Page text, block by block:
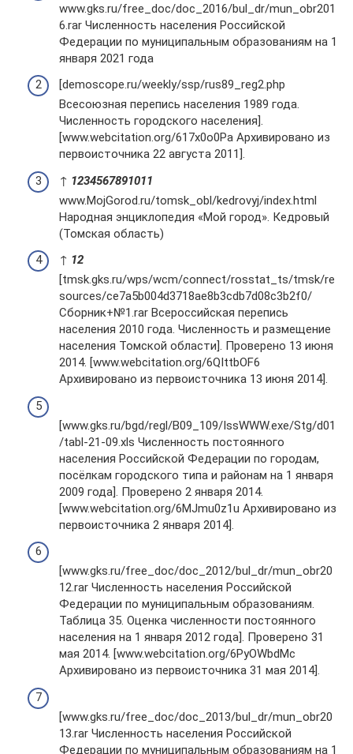
www.gks.ru/free_doc/doc_2016/bul_dr/mun_obr201
6.rar Численность населения Российской
Федерации по муниципальным образованиям на 1
января 2021 года
[demoscope.ru/weekly/ssp/rus89_reg2.php
Всесоюзная перепись населения 1989 года.
Численность городского населения].
[www.webcitation.org/617x0o0Pa Архивировано из
первоисточника 22 августа 2011].
↑ 1234567891011
www.MojGorod.ru/tomsk_obl/kedrovyj/index.html
Народная энциклопедия «Мой город». Кедровый
(Томская область)
↑ 12
[tmsk.gks.ru/wps/wcm/connect/rosstat_ts/tmsk/re
sources/ce7a5b004d3718ae8b3cdb7d08c3b2f0/
Сборник+№1.rar Всероссийская перепись
населения 2010 года. Численность и размещение
населения Томской области]. Проверено 13 июня
2014. [www.webcitation.org/6QIttbOF6
Архивировано из первоисточника 13 июня 2014].
[www.gks.ru/bgd/regl/B09_109/IssWWW.exe/Stg/d01
/tabl-21-09.xls Численность постоянного
населения Российской Федерации по городам,
посёлкам городского типа и районам на 1 января
2009 года]. Проверено 2 января 2014.
[www.webcitation.org/6MJmu0z1u Архивировано из
первоисточника 2 января 2014].
[www.gks.ru/free_doc/doc_2012/bul_dr/mun_obr20
12.rar Численность населения Российской
Федерации по муниципальным образованиям.
Таблица 35. Оценка численности постоянного
населения на 1 января 2012 года]. Проверено 31
мая 2014. [www.webcitation.org/6PyOWbdMc
Архивировано из первоисточника 31 мая 2014].
[www.gks.ru/free_doc/doc_2013/bul_dr/mun_obr20
13.rar Численность населения Российской
Федерации по муниципальным образованиям на 1